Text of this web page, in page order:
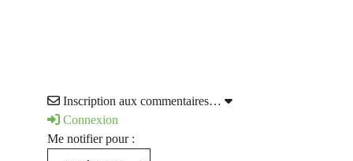
Inscription aux commentaires…
Connexion
Me notifier pour :